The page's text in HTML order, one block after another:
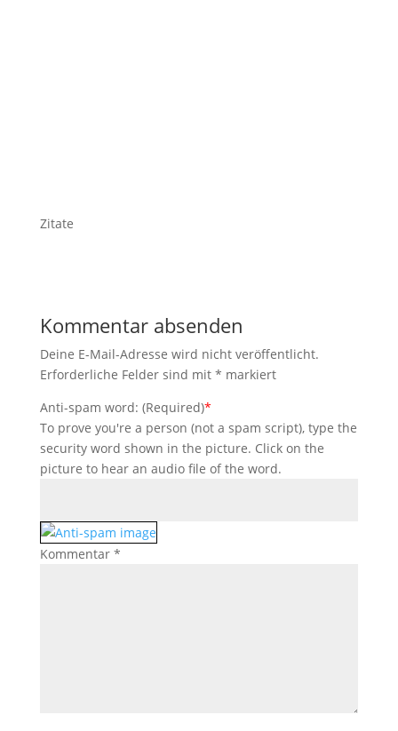
Zitate
Kommentar absenden
Deine E-Mail-Adresse wird nicht veröffentlicht.
Erforderliche Felder sind mit * markiert
Anti-spam word: (Required)*
To prove you're a person (not a spam script), type the
security word shown in the picture. Click on the
picture to hear an audio file of the word.
Kommentar *